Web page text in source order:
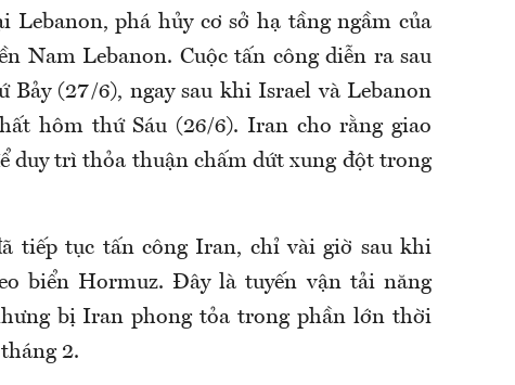
phá hủy cơ sở hạ tầng ngầm của
Nam Lebanon. Cuộc tấn công diễn ra sau
(27/6), ngay sau khi Israel và Lebanon
hôm thứ Sáu (26/6). Iran cho rằng giao
duy trì thỏa thuận chấm dứt xung đột trong
tiếp tục tấn công Iran, chỉ vài giờ sau khi
biển Hormuz. Đây là tuyến vận tải năng
bị Iran phong tỏa trong phần lớn thời
2.